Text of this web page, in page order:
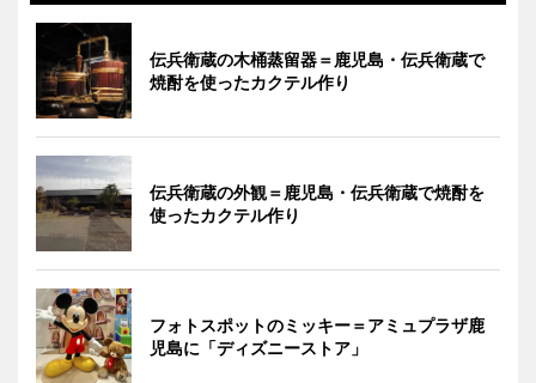
伝兵衛蔵の木桶蒸留器＝鹿児島・伝兵衛蔵で
焼酎を使ったカクテル作り
伝兵衛蔵の外観＝鹿児島・伝兵衛蔵で焼酎を
使ったカクテル作り
フォトスポットのミッキー＝アミュプラザ鹿
児島に「ディズニーストア」